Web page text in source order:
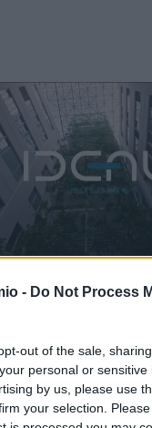
- Do Not Process
out of the sale,
personal or
by us, please use
your selection.
Αύξηση
2025
44% εμφανίστηκαν τα
και τα